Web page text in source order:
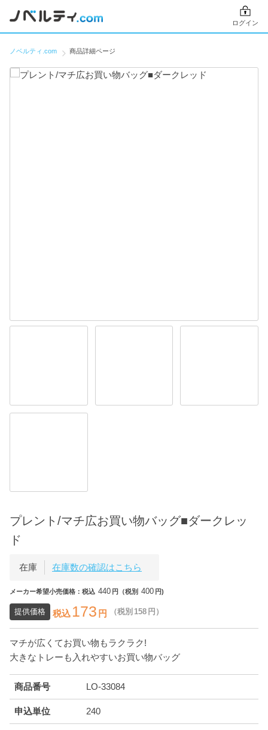
ログイン
ノベルティ.com 商品詳細ページ
プレント/マチ広お買い物バッグ■ダークレッ
ド
在庫 在庫数の確認はこちら
メーカー希望小売価格：税込 440 円（税別 400 円)
提供価格 税込 173 円 （税別 158 円）
マチが広くてお買い物もラクラク!
大きなトレーも入れやすいお買い物バッグ
商品番号 LO-33084
申込単位 240